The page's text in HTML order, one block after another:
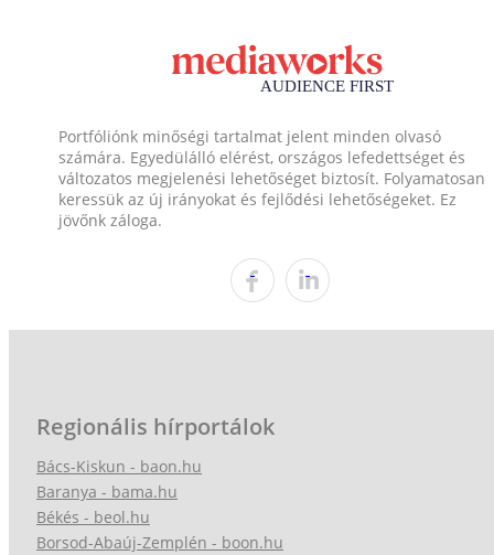
Portfóliónk minőségi tartalmat jelent minden olvasó
számára. Egyedülálló elérést, országos lefedettséget és
változatos megjelenési lehetőséget biztosít. Folyamatosan
keressük az új irányokat és fejlődési lehetőségeket. Ez
jövőnk záloga.
Regionális hírportálok
Bács-Kiskun - baon.hu
Baranya - bama.hu
Békés - beol.hu
Borsod-Abaúj-Zemplén - boon.hu